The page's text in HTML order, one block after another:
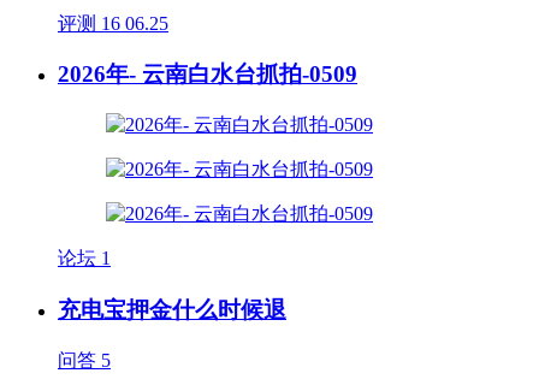
评测 16 06.25
2026年- 云南白水台抓拍-0509
论坛 1
充电宝押金什么时候退
问答 5